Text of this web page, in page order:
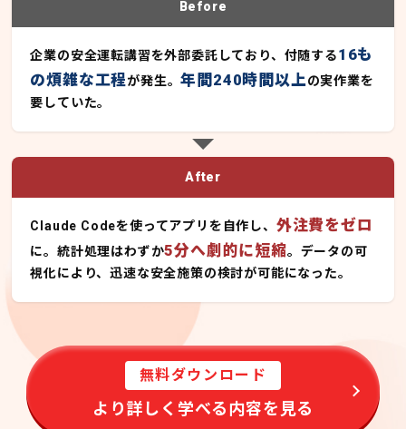
Before
企業の安全運転講習を外部委託しており、付随する16も
の煩雑な工程が発生。年間240時間以上の実作業を
要していた。
After
Claude Codeを使ってアプリを自作し、 外注費をゼロ
に。統計処理はわずか5分へ劇的に短縮。データの可
視化により、迅速な安全施策の検討が可能になった。
無料ダウンロード
より詳しく学べる内容を見る